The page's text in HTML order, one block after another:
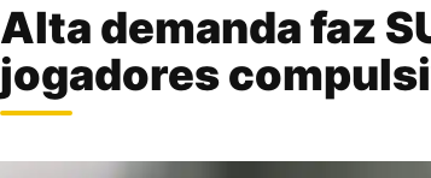
Alta demanda faz
jogadores